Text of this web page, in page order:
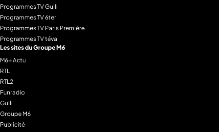
Programmes TV Gulli
Programmes TV 6ter
Programmes TV Paris Première
Programmes TV téva
Les sites du Groupe M6
M6+ Actu
RTL
RTL2
Funradio
Gulli
Groupe M6
Publicité